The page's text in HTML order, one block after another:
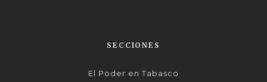
SECCIONES
El Poder en Tabasco